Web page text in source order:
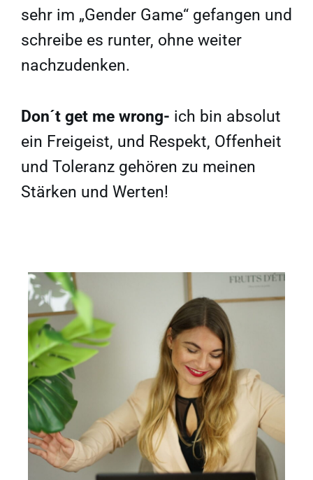
sehr im „Gender Game“ gefangen und
schreibe es runter, ohne weiter
nachzudenken.
Don´t get me wrong- ich bin absolut
ein Freigeist, und Respekt, Offenheit
und Toleranz gehören zu meinen
Stärken und Werten!